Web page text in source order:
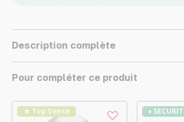
Description complète
Pour compléter ce produit
★ Top Vente ♦